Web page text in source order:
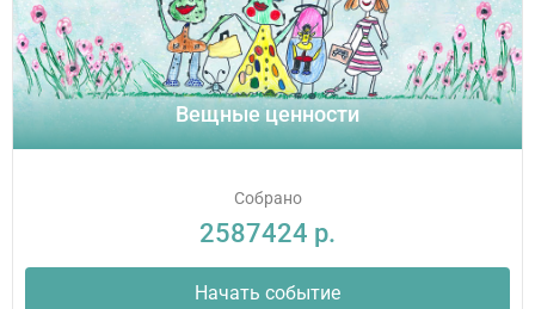
Вещные ценности
Собрано
2587424 р.
Начать событие